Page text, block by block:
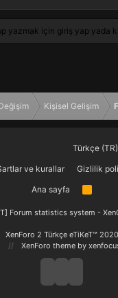
yazmak için giriş yap yada
Kişisel Gelişim
Türkçe (TR)
ve kurallar Gizlilik
Ana sayfa
R
Forum statistics system -
XenForo 2 Türkçe eTiKeT™ 2020
XenForo theme by